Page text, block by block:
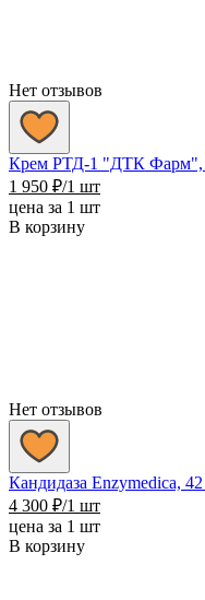
Нет отзывов
Крем РТД-1 "ДТК Фарм",
1 950 ₽/1 шт
цена за 1 шт
В корзину
Нет отзывов
Кандидаза Enzymedica,
4 300 ₽/1 шт
цена за 1 шт
В корзину